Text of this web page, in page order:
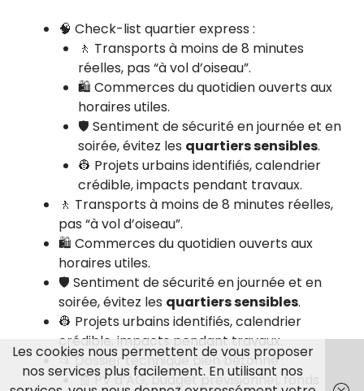
🧠 Check-list quartier express :
🚶 Transports à moins de 8 minutes
réelles, pas “à vol d’oiseau”.
🛍️ Commerces du quotidien ouverts aux
horaires utiles.
🛡️ Sentiment de sécurité en journée et en
soirée, évitez les quartiers sensibles.
👷 Projets urbains identifiés, calendrier
crédible, impacts pendant travaux.
🚶 Transports à moins de 8 minutes réelles,
pas “à vol d’oiseau”.
🛍️ Commerces du quotidien ouverts aux
horaires utiles.
🛡️ Sentiment de sécurité en journée et en
soirée, évitez les quartiers sensibles.
👷 Projets urbains identifiés, calendrier
crédible, impacts pendant travaux.
📂 Dossier technique bien bétonné :
🧾 PV d’AG, budget prévisionnel, fonds
Les cookies nous permettent de vous proposer
nos services plus facilement. En utilisant nos